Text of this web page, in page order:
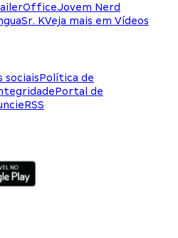
Jovem Nerd
Sr. KVeja mais em Vídeos
sociaisPolítica de
Portal de
RSS